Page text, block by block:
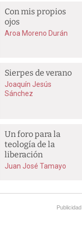
Con mis propios
ojos
Aroa Moreno Durán
Sierpes de verano
Joaquín Jesús
Sánchez
Un foro para la
teología de la
liberación
Juan José Tamayo
Publicidad